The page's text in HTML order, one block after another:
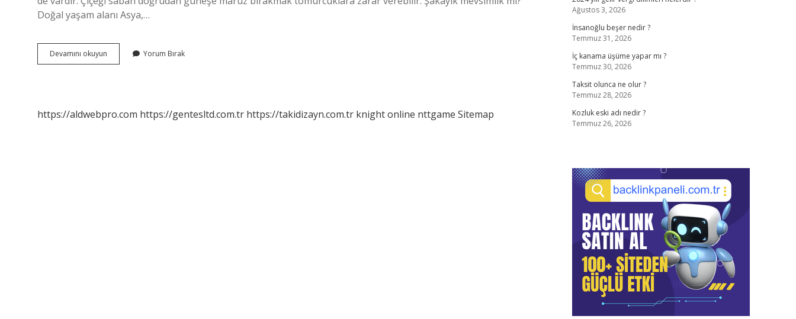
Doğal yaşam alanı Asya,…
Devamını okuyun
Ömrü
Yorum Bırak
https://aldwebpro.com https://gentesltd.com.tr https://takidizayn.com.tr knight online nttgame Sitemap
Ağustos 3, 2026
İnsanoğlu beşer nedir ?
Temmuz 31, 2026
İç kanama üşüme yapar mı ?
Temmuz 30, 2026
Taksit olunca ne olur ?
Temmuz 28, 2026
Kozluk eski adı nedir ?
Temmuz 26, 2026